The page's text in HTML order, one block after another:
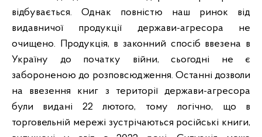
відбувається. Однак повністю наш ринок від
видавничої продукції держави-агресора не
очищено. Продукція, в законний спосіб ввезена в
Україну до початку війни, сьогодні не є
забороненою до розповсюдження. Останні дозволи
на ввезення книг з території держави-агресора
були видані 22 лютого, тому логічно, що в
торговельній мережі зустрічаються російські книги,